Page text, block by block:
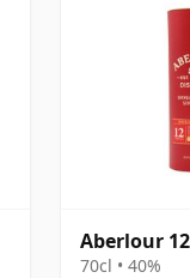
Aberlour
70cl • 40%